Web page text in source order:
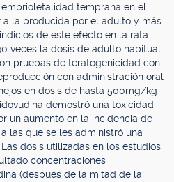
temprana en el
a la producida por el adulto y más
de este efecto en la rata
veces la dosis de adulto habitual.
pruebas de teratogenicidad con
con administración oral
en dosis de hasta 500mg/kg
demostró una toxicidad
un aumento en la incidencia de
las que se les administró una
dosis utilizadas en los estudios
concentraciones
(después de la mitad de la